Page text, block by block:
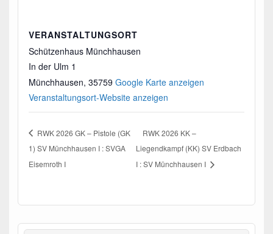
VERANSTALTUNGSORT
Schützenhaus Münchhausen
In der Ulm 1
Münchhausen, 35759 Google Karte anzeigen
Veranstaltungsort-Website anzeigen
RWK 2026 GK – Pistole (GK
1) SV Münchhausen I : SVGA
Eisemroth I
RWK 2026 KK –
Liegendkampf (KK) SV Erdbach
I : SV Münchhausen I